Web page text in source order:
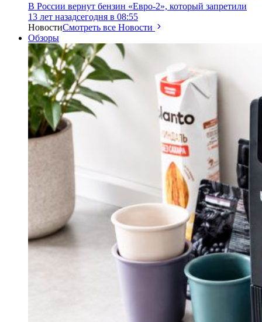
В России вернут бензин «Евро-2», который запретили
13 лет назадсегодня в 08:55
НовостиСмотреть все Новости
Обзоры